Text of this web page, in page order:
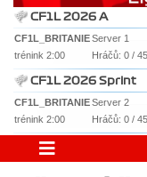
CF1L 2026 A
CF1L_BRITANIEServer 1
trénink 2:00
Hráčů: 0 / 45
CF1L 2026 Sprint
CF1L_BRITANIEServer 2
trénink 2:00
Hráčů: 0 / 45